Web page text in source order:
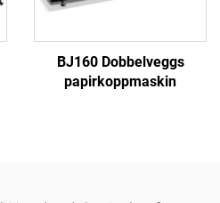
BJ160 Dobbelveggs
papirkoppmaskin